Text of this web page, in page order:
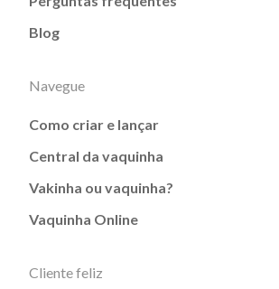
Blog
Navegue
Como criar e lançar
Central da vaquinha
Vakinha ou vaquinha?
Vaquinha Online
Cliente feliz